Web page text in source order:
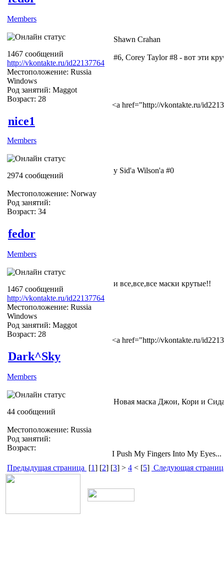
Members
1467 сообщений
http://vkontakte.ru/id22137764
Местоположение: Russia
Windows
Род занятий: Maggot
Возраст: 28
Shawn Crahan
#6, Corey Taylor #8 - вот эти
<a href="http://vkontakte.ru/
nice1
Members
2974 сообщений
Местоположение: Norway
Род занятий:
Возраст: 34
у Sid'а Wilson'а #0
fedor
Members
1467 сообщений
http://vkontakte.ru/id22137764
Местоположение: Russia
Windows
Род занятий: Maggot
Возраст: 28
и все,все,все маски крутые!!
<a href="http://vkontakte.ru/
Dark^Sky
Members
44 сообщений
Местоположение: Russia
Род занятий:
Возраст:
Новая маска Джои, Кори и
I Push My Fingers Into My Eyes...
Предыдущая страница [1] [2] [3] > 4 < [5] Следующая